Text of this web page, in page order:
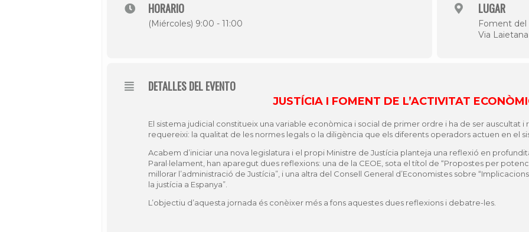
HORARIO
(Miércoles) 9:00 - 11:00
LUGAR
Foment del
Via
DETALLES DEL EVENTO
JUSTÍCIA I FOMENT DE L’ACTIVITAT
El sistema judicial constitueix una variable econòmica i social de primer ordre i ha de ser auscultat
requereixi: la qualitat de les normes legals o la diligència que els diferents operadors actuen en el
Acabem d’iniciar una nova legislatura i el propi Ministre de Justícia planteja una reflexió en
Paral·lelament, han aparegut dues reflexions: una de la CEOE, sota el títol de “Propostes per
millorar l’administració de Justícia”, i una altra del Consell General d’Economistes sobre
la justícia a Espanya”.
L’objectiu d’aquesta jornada és conèixer més a fons aquestes dues reflexions i debatre-les.